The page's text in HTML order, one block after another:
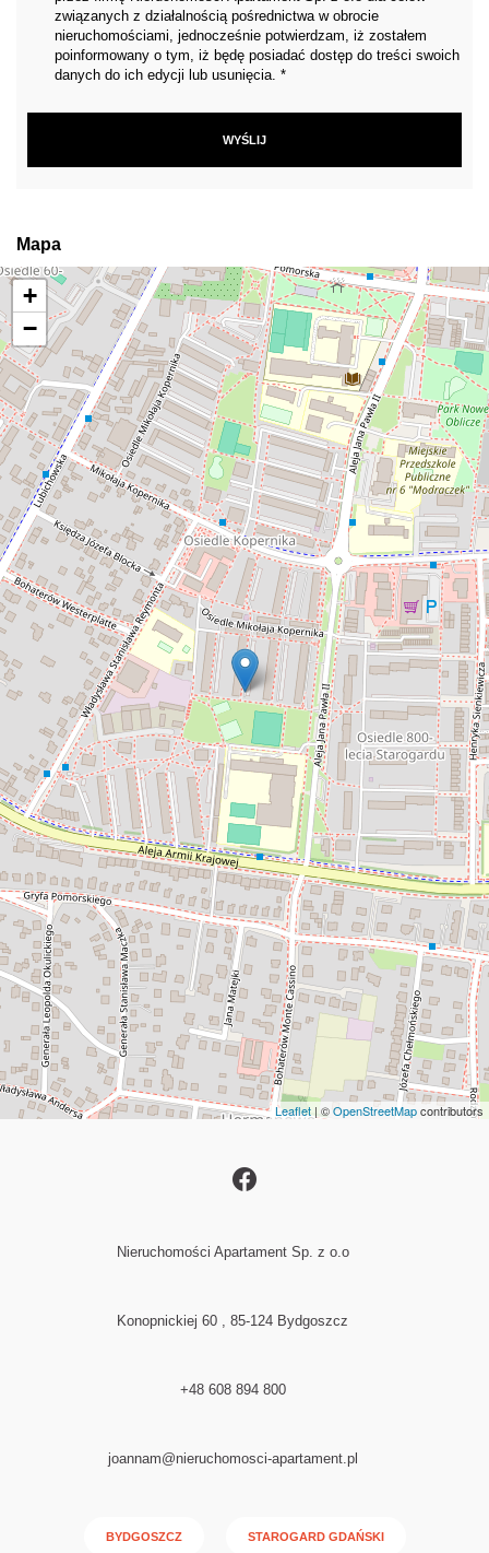
związanych z działalnością pośrednictwa w obrocie
nieruchomościami, jednocześnie potwierdzam, iż zostałem
poinformowany o tym, iż będę posiadać dostęp do treści swoich
danych do ich edycji lub usunięcia. *
Mapa
+
−
Leaflet | ©OpenStreetMapcontributors
Nieruchomości Apartament Sp. z o.o
Konopnickiej 60 , 85-124 Bydgoszcz
+48 608 894 800
joannam@nieruchomosci-apartament.pl
BYDGOSZCZ STAROGARD GDAŃSKI